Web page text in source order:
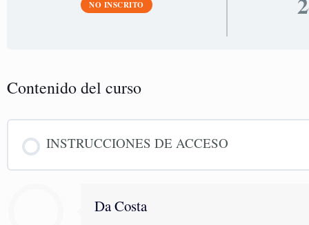
NO INSCRITO
Contenido del curso
INSTRUCCIONES DE ACCESO
Da Costa